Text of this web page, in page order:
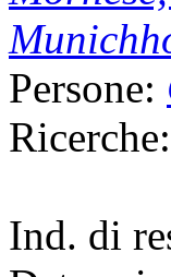
Persone:
Ind. di